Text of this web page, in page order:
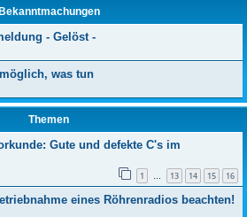
Bekanntmachungen
- Gelöst -
was tun
Themen
Gute und defekte C's im
1 … 13 14 15 16
eines Röhrenradios beachten!